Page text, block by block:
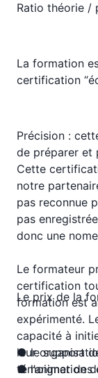
Ratio théorie /
La formation
certification
Précision :
de préparer et
Cette
notre
pas reconnue
pas
donc une
Le formateur
certification
formation est
expérimenté.
capacité à
leur
témoigner des
Le prix de la
● le support
● l’animation